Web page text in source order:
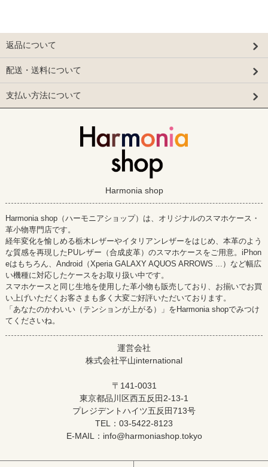
返品について
配送・送料について
支払い方法について
Harmonia shop
Harmonia shop（ハーモニアショップ）は、オリジナルのスマホケース・
革小物専門店です。
経年変化を愉しめる栃木レザーやイタリアンレザーをはじめ、本革のよう
な質感を再現したPUレザー（合成皮革）のスマホケースをご用意。iPhon
eはもちろん、Android（Xperia GALAXY AQUOS ARROWS ...）など幅広
い機種に対応したケースをお取り扱い中です。
スマホケースと同じ生地を使用した革小物も販売しており、お揃いでお買
い上げいただくお客さまも多く大変ご好評いただいております。
「あなたのかわいい（テンションが上がる）」をHarmonia shopでみつけ
てくださいね。
運営会社
株式会社平山international
〒141-0031
東京都品川区西五反田2-13-1
プレジデントハイツ五反田713号
TEL：03-5422-8123
E-MAIL：info@harmoniashop.tokyo